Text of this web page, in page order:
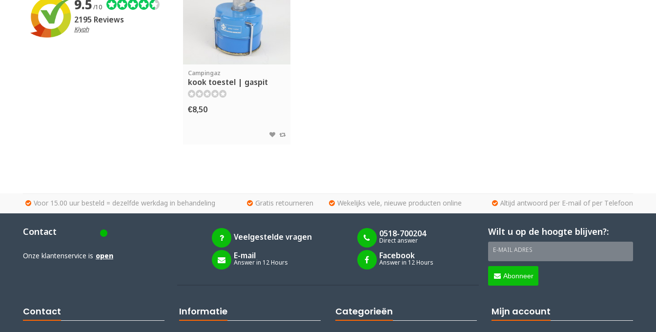
9.5/10
2195 Reviews
Kiyoh
Campingaz
kook toestel | gaspit
€8,50
Voor 15.00 uur besteld = dezelfde werkdag in behandeling Gratis retourneren Wekelijks vele, nieuwe producten online Altijd antwoord per E-mail of per Telefoon
Contact
Onze klantenservice is open
Veelgestelde vragen 0518-700204
Direct answer
E-mail
Answer in 12 Hours
Facebook
Answer in 12 Hours
Wilt u op de hoogte blijven?:
E-MAIL ADRES
Abonneer
Contact Informatie Categorieën Mijn account